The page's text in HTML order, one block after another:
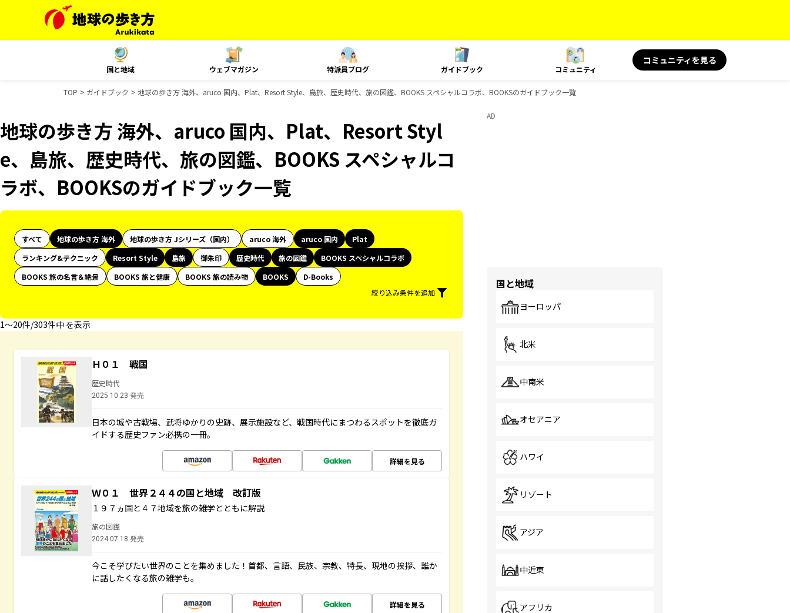
国と地域 ウェブマガジン 特派員ブログ ガイドブック コミュニティ
コミュニティを見る
TOP ガイドブック 地球の歩き方 海外、aruco 国内、Plat、Resort Style、島旅、歴史時代、旅の図鑑、BOOKS スペシャルコラボ、BOOKSのガイドブック一覧
地球の歩き方 海外、aruco 国内、Plat、Resort Styl
e、島旅、歴史時代、旅の図鑑、BOOKS スペシャルコ
ラボ、BOOKSのガイドブック一覧
すべて 地球の歩き方 海外 地球の歩き方 Jシリーズ（国内） aruco 海外 aruco 国内
Plat
ランキング&テクニック
Resort Style 島旅 御朱印 歴史時代 旅の図鑑
BOOKS スペシャルコラボ
BOOKS 旅の名言＆絶景
BOOKS 旅と健康 BOOKS 旅の読み物 BOOKS
D-Books
絞り込み条件を追加
1〜20件/303件中 を表示
Ｈ０１ 戦国
歴史時代
2025.10.23 発売
日本の城や古戦場、武将ゆかりの史跡、展示施設など、戦国時代にまつわるスポットを徹底ガ
イドする歴史ファン必携の一冊。
詳細を見る
Ｗ０１ 世界２４４の国と地域 改訂版
１９７ヵ国と４７地域を旅の雑学とともに解説
旅の図鑑
2024.07.18 発売
今こそ学びたい世界のことを集めました！首都、言語、民族、宗教、特長、現地の挨拶、誰か
に話したくなる旅の雑学も。
詳細を見る
AD
国と地域
ヨーロッパ
北米
中南米
オセアニア
ハワイ
リゾート
アジア
中近東
アフリカ